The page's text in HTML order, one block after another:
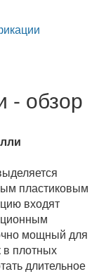
- обзор
пластиковым
входят
мощный для
в плотных
длительное